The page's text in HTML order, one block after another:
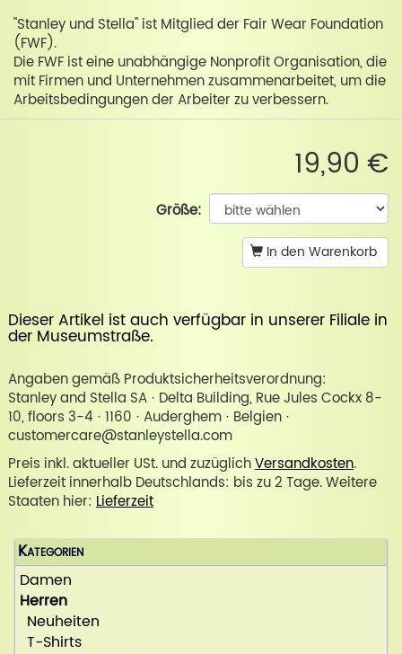
"Stanley und Stella" ist Mitglied der Fair Wear Foundation
(FWF).
Die FWF ist eine unabhängige Nonprofit Organisation, die
mit Firmen und Unternehmen zusammenarbeitet, um die
Arbeitsbedingungen der Arbeiter zu verbessern.
19,90 €
Größe:
In den Warenkorb
Dieser Artikel ist auch verfügbar in unserer Filiale in
der Museumstraße.
Angaben gemäß Produktsicherheitsverordnung:
Stanley and Stella SA · Delta Building, Rue Jules Cockx 8-
10, floors 3-4 · 1160 · Auderghem · Belgien ·
customercare@stanleystella.com
Preis inkl. aktueller USt. und zuzüglichVersandkosten.
Lieferzeit innerhalb Deutschlands: bis zu 2 Tage. Weitere
Staaten hier: Lieferzeit
Kategorien
Damen
Herren
Neuheiten
T-Shirts